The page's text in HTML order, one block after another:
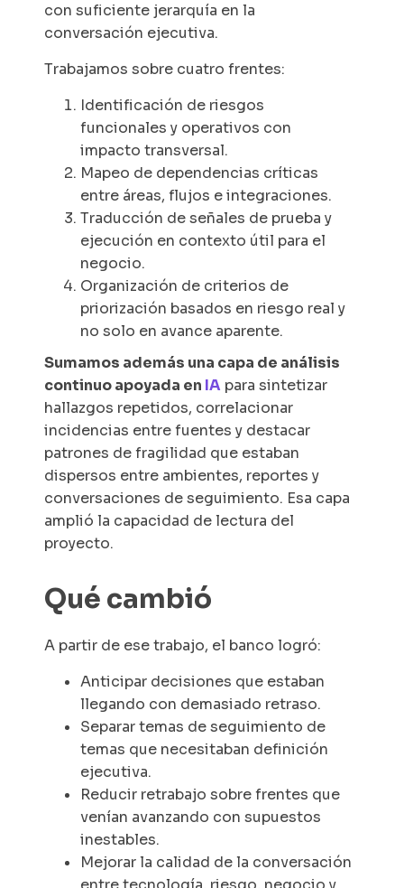
con suficiente jerarquía en la
conversación ejecutiva.
Trabajamos sobre cuatro frentes:
Identificación de riesgos
funcionales y operativos con
impacto transversal.
Mapeo de dependencias críticas
entre áreas, flujos e integraciones.
Traducción de señales de prueba y
ejecución en contexto útil para el
negocio.
Organización de criterios de
priorización basados en riesgo real y
no solo en avance aparente.
Sumamos además una capa de análisis
continuo apoyada en IA para sintetizar
hallazgos repetidos, correlacionar
incidencias entre fuentes y destacar
patrones de fragilidad que estaban
dispersos entre ambientes, reportes y
conversaciones de seguimiento. Esa capa
amplió la capacidad de lectura del
proyecto.
Qué cambió
A partir de ese trabajo, el banco logró:
Anticipar decisiones que estaban
llegando con demasiado retraso.
Separar temas de seguimiento de
temas que necesitaban definición
ejecutiva.
Reducir retrabajo sobre frentes que
venían avanzando con supuestos
inestables.
Mejorar la calidad de la conversación